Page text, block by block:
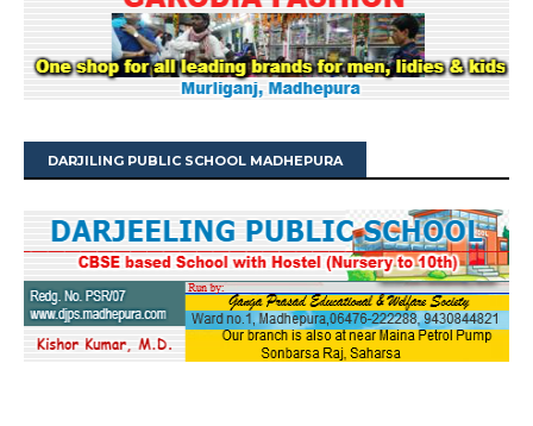
DARJILING PUBLIC SCHOOL MADHEPURA